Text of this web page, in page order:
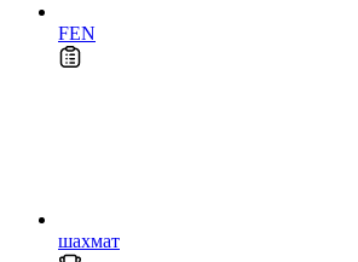
FEN
шахмат